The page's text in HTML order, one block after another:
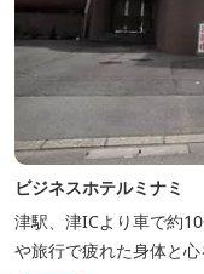
ビジネスホテルミナミ
津駅、津ICより車で約
や旅行で疲れた身体と心